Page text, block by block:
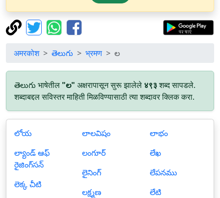
अमरकोश తెలుగు भ्रमण ల
తెలుగు भाषेतील "ల" अक्षरापासून सुरू झालेले ४९३शब्द सापडले.
शब्दाबद्दल सविस्तर माहिती मिळविण्यासाठी त्या शब्दावर क्लिक करा.
లోయ
ల్యాండ్ ఆఫ్
రైజింగ్‍సన్
లెక్క చీటి
లాలవిషం
లంగూర్
లైనింగ్
లక్ష్మణ
లాభం
లేఖ
లేపనము
లేటి